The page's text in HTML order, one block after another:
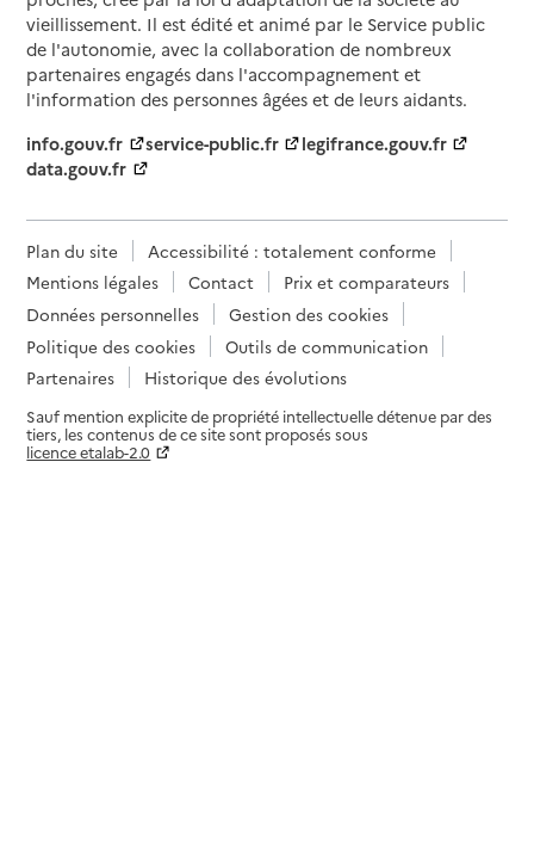
vieillissement. Il est édité et animé par le Service public
de l'autonomie, avec la collaboration de nombreux
partenaires engagés dans l'accompagnement et
l'information des personnes âgées et de leurs aidants.
info.gouv.fr
service-public.fr
legifrance.gouv.fr
data.gouv.fr
Plan du site
Accessibilité : totalement conforme
Mentions légales
Contact
Prix et comparateurs
Données personnelles
Gestion des cookies
Politique des cookies
Outils de communication
Partenaires
Historique des évolutions
Sauf mention explicite de propriété intellectuelle détenue par des
tiers, les contenus de ce site sont proposés sous
licence etalab-2.0